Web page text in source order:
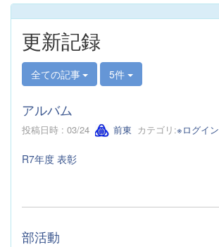
更新記録
全ての記事 5件
アルバム
投稿日時 : 03/24 前東 カテゴリ:※ログイン
R7年度 表彰
部活動